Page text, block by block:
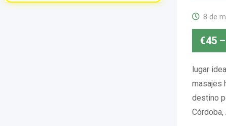
8 de
€45 –
lugar
masajes
destino
Córdoba,